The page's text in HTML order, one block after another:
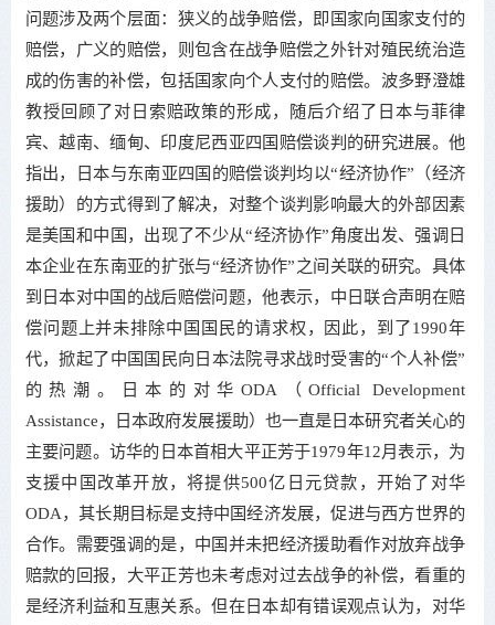
问题涉及两个层面：狭义的战争赔偿，即国家向国家支付的
赔偿，广义的赔偿，则包含在战争赔偿之外针对殖民统治造
成的伤害的补偿，包括国家向个人支付的赔偿。波多野澄雄
教授回顾了对日索赔政策的形成，随后介绍了日本与菲律
宾、越南、缅甸、印度尼西亚四国赔偿谈判的研究进展。他
指出，日本与东南亚四国的赔偿谈判均以“经济协作”（经济
援助）的方式得到了解决，对整个谈判影响最大的外部因素
是美国和中国，出现了不少从“经济协作”角度出发、强调日
本企业在东南亚的扩张与“经济协作”之间关联的研究。具体
到日本对中国的战后赔偿问题，他表示，中日联合声明在赔
偿问题上并未排除中国国民的请求权，因此，到了1990年
代，掀起了中国国民向日本法院寻求战时受害的“个人补偿”
的热潮。日本的对华ODA（Official Development
Assistance，日本政府发展援助）也一直是日本研究者关心的
主要问题。访华的日本首相大平正芳于1979年12月表示，为
支援中国改革开放，将提供500亿日元贷款，开始了对华
ODA，其长期目标是支持中国经济发展，促进与西方世界的
合作。需要强调的是，中国并未把经济援助看作对放弃战争
赔款的回报，大平正芳也未考虑对过去战争的补偿，看重的
是经济利益和互惠关系。但在日本却有错误观点认为，对华